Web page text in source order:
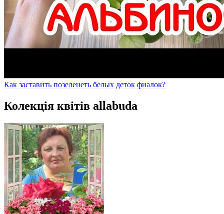
Как заставить позеленеть белых деток фиалок?
Колекція квітів allabuda